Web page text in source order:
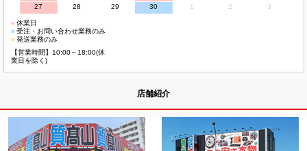
27
28 29 30 1 2 3
■休業日
■受注・お問い合わせ業務のみ
■発送業務のみ
【営業時間】10:00～18:00(休
業日を除く)
店舗紹介